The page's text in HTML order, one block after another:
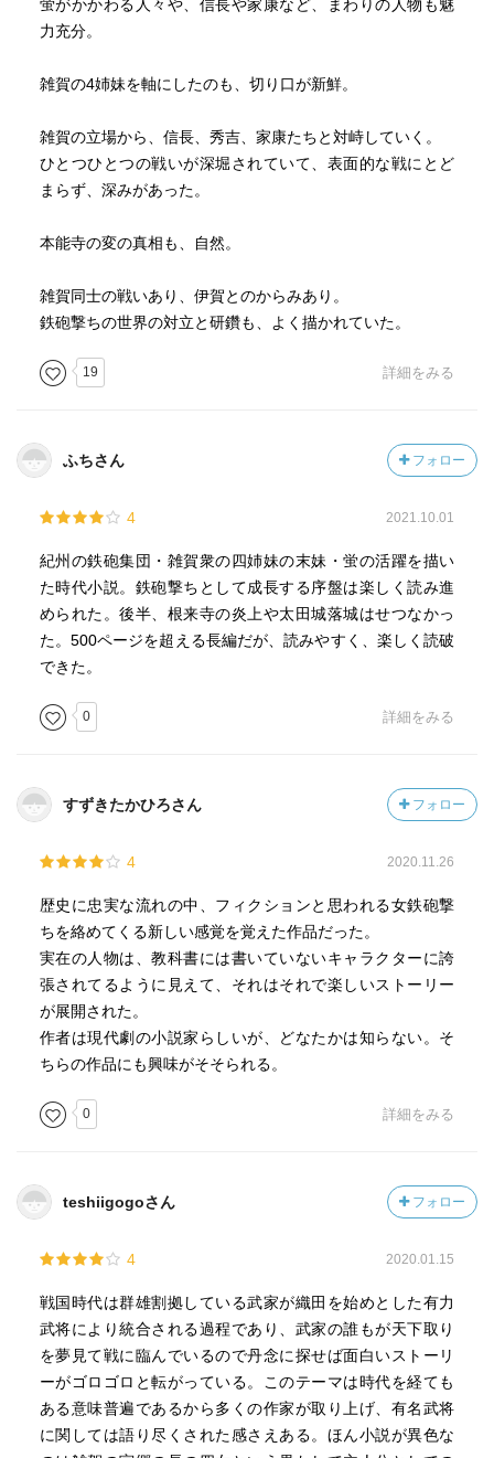
蛍がかかわる人々や、信長や家康など、まわりの人物も魅
力充分。
雑賀の4姉妹を軸にしたのも、切り口が新鮮。
雑賀の立場から、信長、秀吉、家康たちと対峙していく。
ひとつひとつの戦いが深堀されていて、表面的な戦にとど
まらず、深みがあった。
本能寺の変の真相も、自然。
雑賀同士の戦いあり、伊賀とのからみあり。
鉄砲撃ちの世界の対立と研鑽も、よく描かれていた。
19 詳細をみる
ふちさん フォロー
4 2021.10.01
紀州の鉄砲集団・雑賀衆の四姉妹の末妹・蛍の活躍を描い
た時代小説。鉄砲撃ちとして成長する序盤は楽しく読み進
められた。後半、根来寺の炎上や太田城落城はせつなかっ
た。500ページを超える長編だが、読みやすく、楽しく読破
できた。
0 詳細をみる
すずきたかひろさん フォロー
4 2020.11.26
歴史に忠実な流れの中、フィクションと思われる女鉄砲撃
ちを絡めてくる新しい感覚を覚えた作品だった。
実在の人物は、教科書には書いていないキャラクターに誇
張されてるように見えて、それはそれで楽しいストーリー
が展開された。
作者は現代劇の小説家らしいが、どなたかは知らない。そ
ちらの作品にも興味がそそられる。
0 詳細をみる
teshiigogoさん フォロー
4 2020.01.15
戦国時代は群雄割拠している武家が織田を始めとした有力
武将により統合される過程であり、武家の誰もが天下取り
を夢見て戦に臨んでいるので丹念に探せば面白いストーリ
ーがゴロゴロと転がっている。このテーマは時代を経ても
ある意味普遍であるから多くの作家が取り上げ、有名武将
に関しては語り尽くされた感さえある。ほん小説が異色な